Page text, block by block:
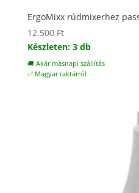
ErgoMixx rúdmixerhez
12.500 Ft
Készleten: 3 db
🚚 Akár másnapi szállítás
✅ Magyar raktárról